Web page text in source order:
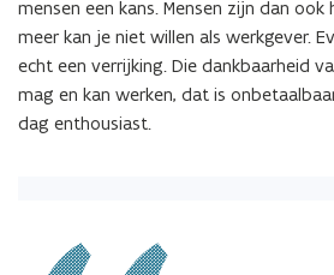
afbeelding
mensen een kans. Mensen zijn dan ook
meer kan je niet willen als werkgever.
echt een verrijking. Die dankbaarheid
mag en kan werken, dat is
dag enthousiast.